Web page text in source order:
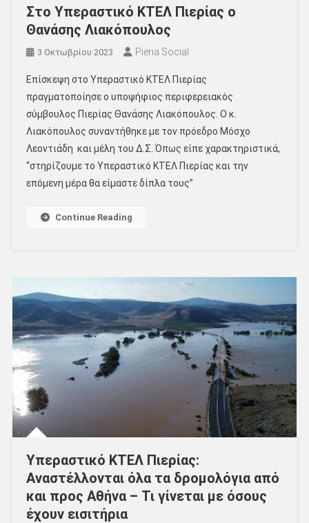
Στο Υπεραστικό ΚΤΕΛ Πιερίας ο
Θανάσης Λιακόπουλος
3 Οκτωβρίου 2023 Pieria Social
Επίσκεψη στο Υπεραστικό ΚΤΕΛ Πιερίας
πραγματοποίησε ο υποψήφιος περιφερειακός
σύμβουλος Πιερίας Θανάσης Λιακόπουλος. Ο κ.
Λιακόπουλος συναντήθηκε με τον πρόεδρο Μόσχο
Λεοντιάδη και μέλη του Δ.Σ. Όπως είπε χαρακτηριστικά,
“στηρίζουμε το Υπεραστικό ΚΤΕΛ Πιερίας και την
επόμενη μέρα θα είμαστε δίπλα τους”
Continue Reading
Υπεραστικό ΚΤΕΛ Πιερίας:
Αναστέλλονται όλα τα δρομολόγια από
και προς Αθήνα – Τι γίνεται με όσους
έχουν εισιτήρια